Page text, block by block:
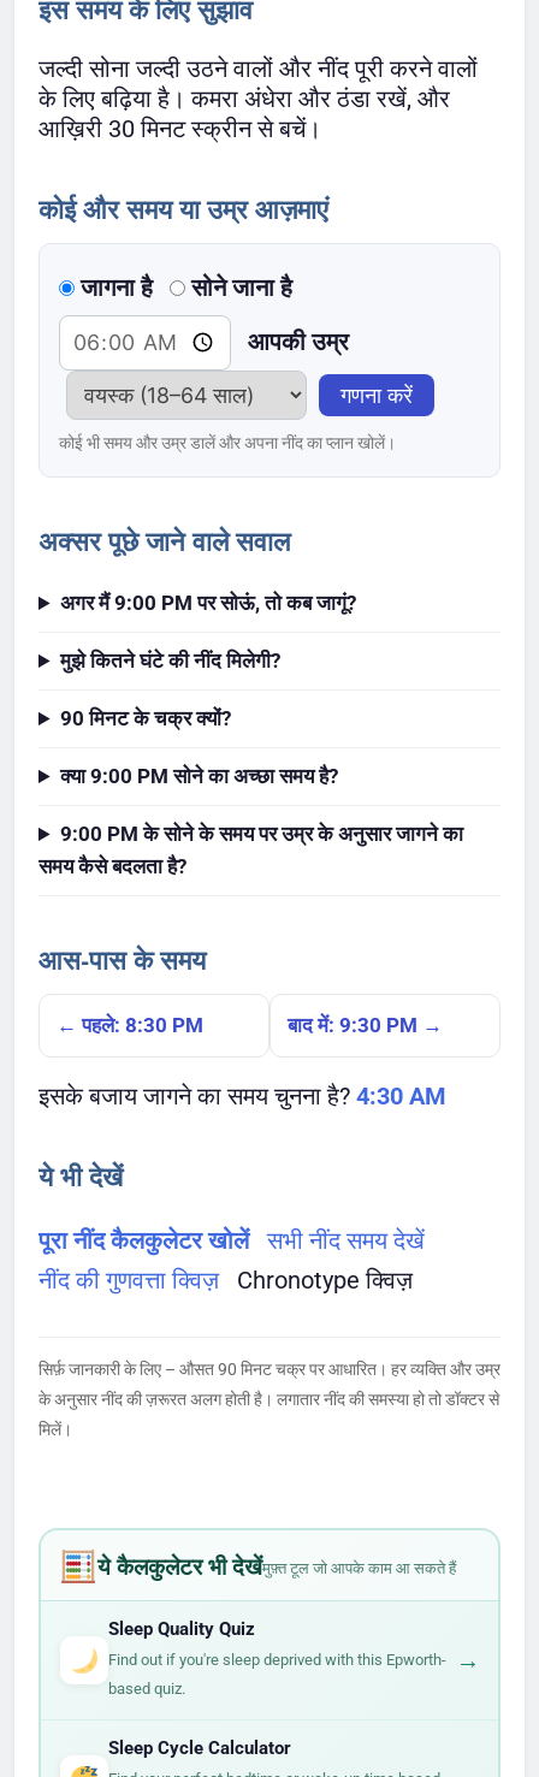
इस समय के लिए सुझाव
जल्दी सोना जल्दी उठने वालों और नींद पूरी करने वालों
के लिए बढ़िया है। कमरा अंधेरा और ठंडा रखें, और
आख़िरी 30 मिनट स्क्रीन से बचें।
कोई और समय या उम्र आज़माएं
जागना है
सोने जाना है
आपकी उम्र
गणना करें
कोई भी समय और उम्र डालें और अपना नींद का प्लान खोलें।
अक्सर पूछे जाने वाले सवाल
अगर मैं 9:00 PM पर सोऊं, तो कब जागूं?
मुझे कितने घंटे की नींद मिलेगी?
90 मिनट के चक्र क्यों?
क्या 9:00 PM सोने का अच्छा समय है?
9:00 PM के सोने के समय पर उम्र के अनुसार जागने का
समय कैसे बदलता है?
आस-पास के समय
← पहले: 8:30 PM बाद में: 9:30 PM →
इसके बजाय जागने का समय चुनना है? 4:30 AM
ये भी देखें
पूरा नींद कैलकुलेटर खोलें
सभी नींद समय देखें
नींद की गुणवत्ता क्विज़
Chronotype क्विज़
सिर्फ़ जानकारी के लिए – औसत 90 मिनट चक्र पर आधारित। हर व्यक्ति और उम्र
के अनुसार नींद की ज़रूरत अलग होती है। लगातार नींद की समस्या हो तो डॉक्टर से
मिलें।
ये कैलकुलेटर भी देखेंमुफ़्त टूल जो आपके काम आ सकते हैं
Sleep Quality Quiz
Find out if you're sleep deprived with this Epworth-
based quiz.
→
Sleep Cycle Calculator